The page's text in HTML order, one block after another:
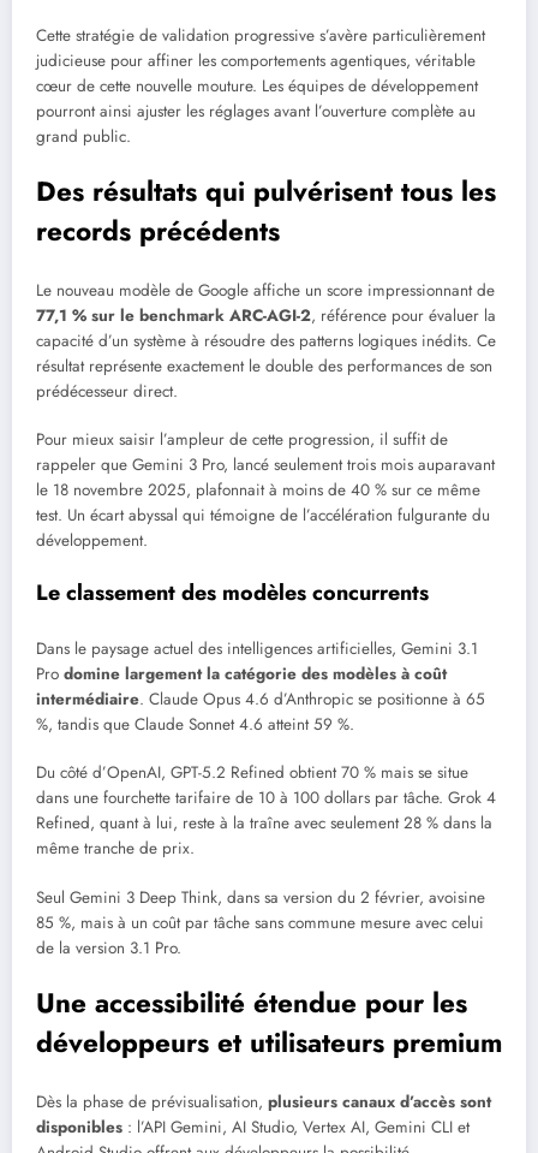
Cette stratégie de validation progressive s’avère particulièrement
judicieuse pour affiner les comportements agentiques, véritable
cœur de cette nouvelle mouture. Les équipes de développement
pourront ainsi ajuster les réglages avant l’ouverture complète au
grand public.
Des résultats qui pulvérisent tous les
records précédents
Le nouveau modèle de Google affiche un score impressionnant de
77,1 % sur le benchmark ARC-AGI-2, référence pour évaluer la
capacité d’un système à résoudre des patterns logiques inédits. Ce
résultat représente exactement le double des performances de son
prédécesseur direct.
Pour mieux saisir l’ampleur de cette progression, il suffit de
rappeler que Gemini 3 Pro, lancé seulement trois mois auparavant
le 18 novembre 2025, plafonnait à moins de 40 % sur ce même
test. Un écart abyssal qui témoigne de l’accélération fulgurante du
développement.
Le classement des modèles concurrents
Dans le paysage actuel des intelligences artificielles, Gemini 3.1
Pro domine largement la catégorie des modèles à coût
intermédiaire. Claude Opus 4.6 d’Anthropic se positionne à 65
%, tandis que Claude Sonnet 4.6 atteint 59 %.
Du côté d’OpenAI, GPT-5.2 Refined obtient 70 % mais se situe
dans une fourchette tarifaire de 10 à 100 dollars par tâche. Grok 4
Refined, quant à lui, reste à la traîne avec seulement 28 % dans la
même tranche de prix.
Seul Gemini 3 Deep Think, dans sa version du 2 février, avoisine
85 %, mais à un coût par tâche sans commune mesure avec celui
de la version 3.1 Pro.
Une accessibilité étendue pour les
développeurs et utilisateurs premium
Dès la phase de prévisualisation, plusieurs canaux d’accès sont
disponibles : l’API Gemini, AI Studio, Vertex AI, Gemini CLI et